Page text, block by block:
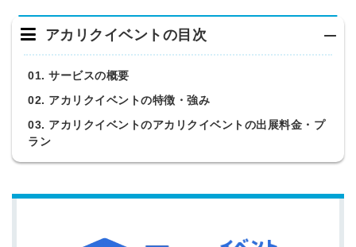
アカリクイベントの目次
01. サービスの概要
02. アカリクイベントの特徴・強み
03. アカリクイベントのアカリクイベントの出展料金・プ
ラン